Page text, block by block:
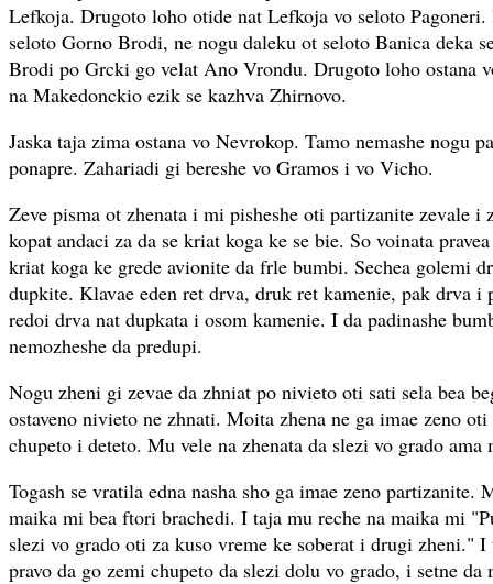
Lefkoja. Drugoto loho otide nat Lefkoja vo seloto
seloto Gorno Brodi, ne nogu daleku ot seloto Banica deka
Brodi po Grcki go velat Ano Vrondu. Drugoto loho ostana
na Makedonckio ezik se kazhva Zhirnovo.
Jaska taja zima ostana vo Nevrokop. Tamo nemashe nogu
ponapre. Zahariadi gi bereshe vo Gramos i vo Vicho.
Zeve pisma ot zhenata i mi pisheshe oti partizanite zevale i
kopat andaci za da se kriat koga ke se bie. So voinata
kriat koga ke grede avionite da frle bumbi. Sechea golemi
dupkite. Klavae eden ret drva, druk ret kamenie, pak drva i
redoi drva nat dupkata i osom kamenie. I da padinashe
nemozheshe da predupi.
Nogu zheni gi zevae da zhniat po nivieto oti sati sela bea
ostaveno nivieto ne zhnati. Moita zhena ne ga imae zeno
chupeto i deteto. Mu vele na zhenata da slezi vo grado ama
Togash se vratila edna nasha sho ga imae zeno partizanite.
maika mi bea ftori brachedi. I taja mu reche na maika mi
slezi vo grado oti za kuso vreme ke soberat i drugi zheni." I
pravo da go zemi chupeto da slezi dolu vo grado, i setne